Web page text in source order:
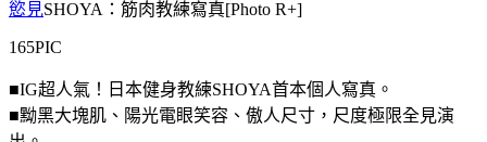
慾見SHOYA：筋肉教練寫真[Photo R+]
165PIC
■IG超人氣！日本健身教練SHOYA首本個人寫真。
■黝黑大塊肌、陽光電眼笑容、傲人尺寸，尺度極限全見演